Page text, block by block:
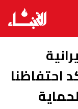
احتفاظنا